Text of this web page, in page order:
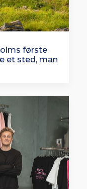
første
et sted, man